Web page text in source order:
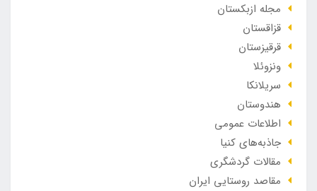
مجله ازبکستان
قزاقستان
قرقیزستان
ونزوئلا
سریلانکا
هندوستان
اطلاعات عمومی
جاذبه‌های کنیا
مقالات گردشگری
مقاصد روستایی ایران